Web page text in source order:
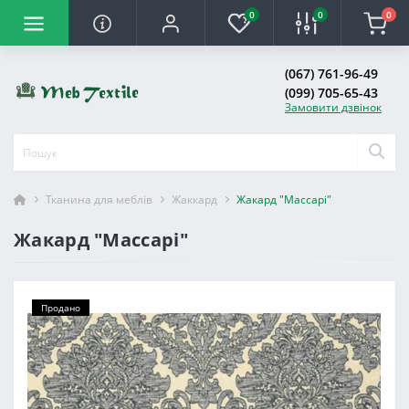
0 0 0
(067) 761-96-49
(099) 705-65-43
Замовити дзвінок
Тканина для меблів Жаккард Жакард "Массарі"
Жакард "Массарі"
Продано